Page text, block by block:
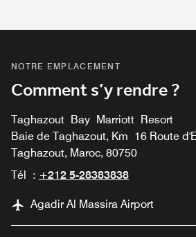
NOTRE EMPLACEMENT
Comment s’y rendre ?
Taghazout Bay Marriott Resort
Baie de Taghazout, Km 16 Route
Taghazout, Maroc, 80750
Tél : +212 5-28383838
Agadir Al Massira Airport